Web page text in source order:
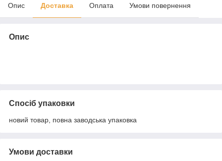
Опис Доставка Оплата Умови повернення
Опис
Спосіб упаковки
новий товар, повна заводська упаковка
Умови доставки